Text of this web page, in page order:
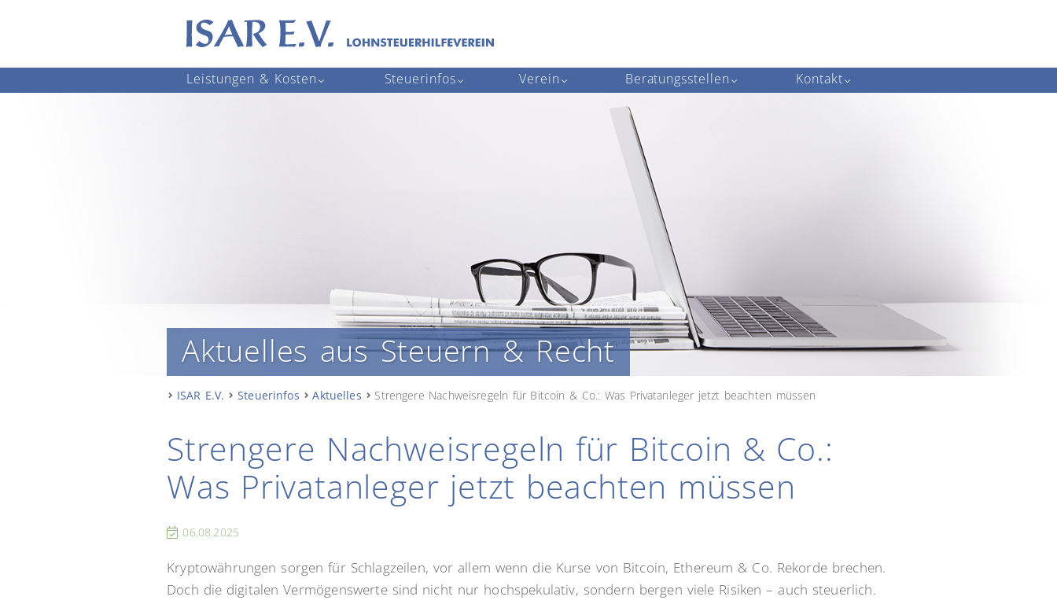
Navigation
Leistungen & Kosten Steuerinfos Verein Beratungsstellen Kontakt
Aktuelles aus Steuern & Recht
ISAR E.V. Steuerinfos Aktuelles Strengere Nachweisregeln für Bitcoin & Co.: Was Privatanleger jetzt beachten müssen
Strengere Nachweisregeln für Bitcoin & Co.:
Was Privatanleger jetzt beachten müssen
06.08.2025
Kryptowährungen sorgen für Schlagzeilen, vor allem wenn die Kurse von Bitcoin, Ethereum & Co. Rekorde brechen.
Doch die digitalen Vermögenswerte sind nicht nur hochspekulativ, sondern bergen viele Risiken – auch steuerlich.